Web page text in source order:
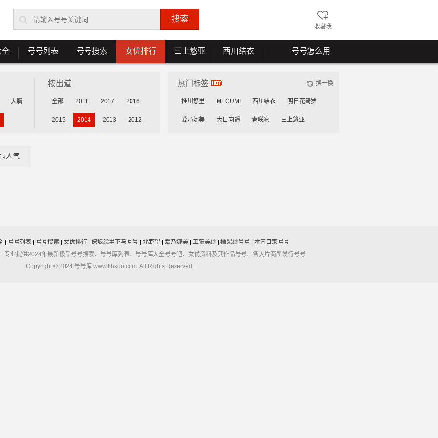
收藏我
全 号号列表 号号搜索 女优排行 三上悠亚 西川结衣 号号怎么用
大胸
按出道
全部 2018 2017 2016
2015 2014 2013 2012
热门标签 换一换
推川悠里 MECUMI 西川结衣 明日花绮罗
爱乃娜美 大日向遥 春咲凉 三上悠亚
人气
| 号号列表| 号号搜索| 女优排行| 保坂绘里下马号号| 北野望 爱乃娜美| 工藤美纱| 橘梨纱号号| 木南日菜号号
专业提供2024年最新极品号号搜索、号号库列表、号号库大全号号吧、女优资料及其作品号号、各大片商所发行号号
Copyright © 2024 号号库 www.hhkoo.com. All Rights Reserved.